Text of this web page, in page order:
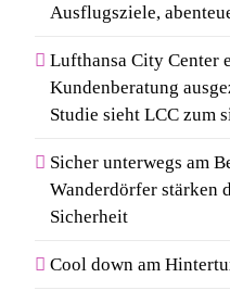
Ausflugsziele,
Lufthansa City Center
Kundenberatung
Studie sieht LCC zum
Sicher unterwegs am
Wanderdörfer stärken
Sicherheit
Cool down am